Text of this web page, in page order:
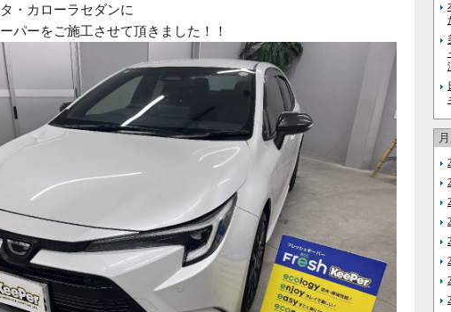
・カローラセダンに
パーをご施工させて頂きました！！